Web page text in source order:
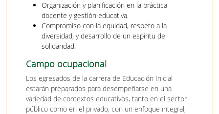
Organización y planificación en la práctica
docente y gestión educativa.
Compromiso con la equidad, respeto a la
diversidad, y desarrollo de un espíritu de
solidaridad.
Campo ocupacional
Los egresados de la carrera de Educación Inicial
estarán preparados para desempeñarse en una
variedad de contextos educativos, tanto en el sector
público como en el privado, con un enfoque integral,